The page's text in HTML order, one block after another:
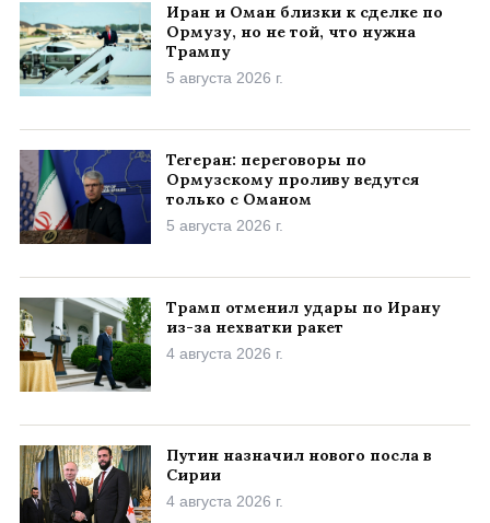
Иран и Оман близки к сделке по
Ормузу, но не той, что нужна
Трампу
5 августа 2026 г.
Тегеран: переговоры по
Ормузскому проливу ведутся
только с Оманом
5 августа 2026 г.
Трамп отменил удары по Ирану
из-за нехватки ракет
4 августа 2026 г.
Путин назначил нового посла в
Сирии
4 августа 2026 г.